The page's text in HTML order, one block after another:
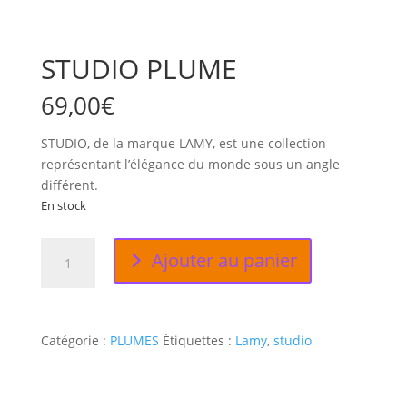
STUDIO PLUME
69,00€
STUDIO, de la marque LAMY, est une collection
représentant l’élégance du monde sous un angle
différent.
En stock
Ajouter au panier
Catégorie : PLUMES Étiquettes : Lamy, studio